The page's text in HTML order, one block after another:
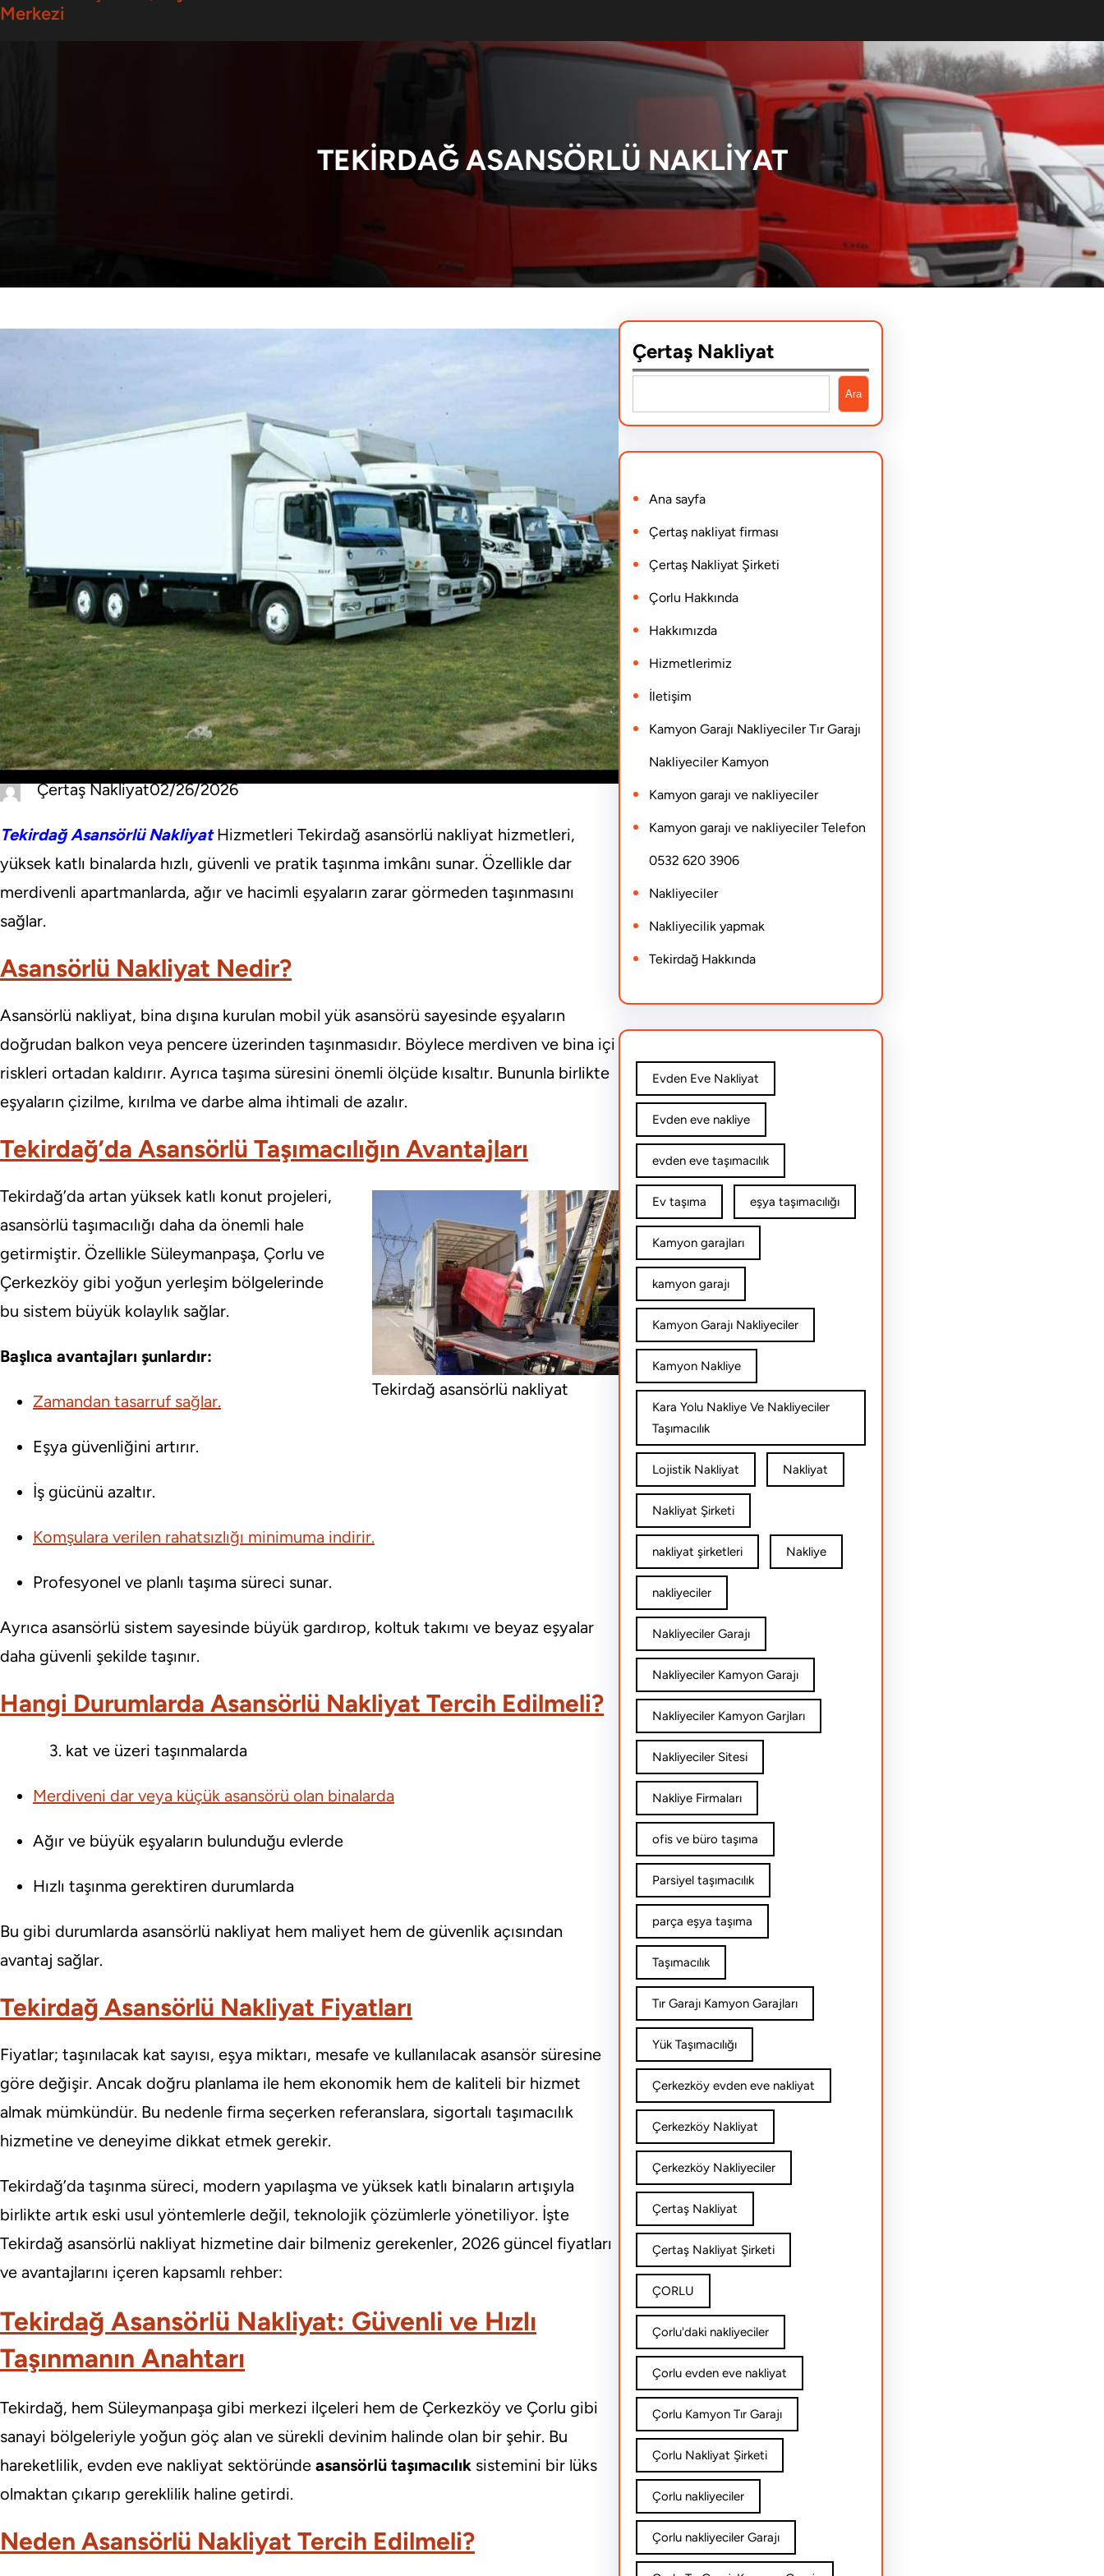
Merkezi
TEKIRDAĞ ASANSÖRLÜ NAKLIYAT
Çertaş Nakliyat02/26/2026
TekirdağAsansörlü NakliyatHizmetleri Tekirdağ asansörlü nakliyat hizmetleri,
yüksek katlı binalarda hızlı, güvenli ve pratik taşınma imkânı sunar. Özellikle dar
merdivenli apartmanlarda, ağır ve hacimli eşyaların zarar görmeden taşınmasını
sağlar.
Asansörlü Nakliyat Nedir?
Asansörlü nakliyat, bina dışına kurulan mobil yük asansörü sayesinde eşyaların
doğrudan balkon veya pencere üzerinden taşınmasıdır. Böylece merdiven ve bina içi
riskleri ortadan kaldırır. Ayrıca taşıma süresini önemli ölçüde kısaltır. Bununla birlikte
eşyaların çizilme, kırılma ve darbe alma ihtimali de azalır.
Tekirdağ’da Asansörlü Taşımacılığın Avantajları
Tekirdağ asansörlü nakliyat
Tekirdağ’da artan yüksek katlı konut projeleri,
asansörlü taşımacılığı daha da önemli hale
getirmiştir. Özellikle Süleymanpaşa, Çorlu ve
Çerkezköy gibi yoğun yerleşim bölgelerinde
bu sistem büyük kolaylık sağlar.
Başlıca avantajları şunlardır:
Zamandan tasarruf sağlar.
Eşya güvenliğini artırır.
İş gücünü azaltır.
Komşulara verilen rahatsızlığı minimuma indirir.
Profesyonel ve planlı taşıma süreci sunar.
Ayrıca asansörlü sistem sayesinde büyük gardırop, koltuk takımı ve beyaz eşyalar
daha güvenli şekilde taşınır.
Hangi Durumlarda Asansörlü Nakliyat Tercih Edilmeli?
kat ve üzeri taşınmalarda
Merdiveni dar veya küçük asansörü olan binalarda
Ağır ve büyük eşyaların bulunduğu evlerde
Hızlı taşınma gerektiren durumlarda
Bu gibi durumlarda asansörlü nakliyat hem maliyet hem de güvenlik açısından
avantaj sağlar.
Tekirdağ Asansörlü Nakliyat Fiyatları
Fiyatlar; taşınılacak kat sayısı, eşya miktarı, mesafe ve kullanılacak asansör süresine
göre değişir. Ancak doğru planlama ile hem ekonomik hem de kaliteli bir hizmet
almak mümkündür. Bu nedenle firma seçerken referanslara, sigortalı taşımacılık
hizmetine ve deneyime dikkat etmek gerekir.
Tekirdağ’da taşınma süreci, modern yapılaşma ve yüksek katlı binaların artışıyla
birlikte artık eski usul yöntemlerle değil, teknolojik çözümlerle yönetiliyor. İşte
Tekirdağ asansörlü nakliyat hizmetine dair bilmeniz gerekenler, 2026 güncel fiyatları
ve avantajlarını içeren kapsamlı rehber:
Tekirdağ Asansörlü Nakliyat: Güvenli ve Hızlı
Taşınmanın Anahtarı
Tekirdağ, hem Süleymanpaşa gibi merkezi ilçeleri hem de Çerkezköy ve Çorlu gibi
sanayi bölgeleriyle yoğun göç alan ve sürekli devinim halinde olan bir şehir. Bu
hareketlilik, evden eve nakliyat sektöründe asansörlü taşımacılık sistemini bir lüks
olmaktan çıkarıp gereklilik haline getirdi.
Neden Asansörlü Nakliyat Tercih Edilmeli?
Çertaş Nakliyat
e
a
c
h
Ara
Ana sayfa
Çertaş nakliyat firması
Çertaş Nakliyat Şirketi
Çorlu Hakkında
Hakkımızda
Hizmetlerimiz
İletişim
Kamyon Garajı Nakliyeciler Tır Garajı
Nakliyeciler Kamyon
Kamyon garajı ve nakliyeciler
Kamyon garajı ve nakliyeciler Telefon
0532 620 3906
Nakliyeciler
Nakliyecilik yapmak
Tekirdağ Hakkında
Evden Eve Nakliyat
Evden eve nakliye
evden eve taşımacılık
Ev taşıma eşya taşımacılığı
Kamyon garajları
kamyon garajı
Kamyon Garajı Nakliyeciler
Kamyon Nakliye
Kara Yolu Nakliye Ve Nakliyeciler
Taşımacılık
Lojistik Nakliyat Nakliyat
Nakliyat Şirketi
nakliyat şirketleri Nakliye
nakliyeciler
Nakliyeciler Garajı
Nakliyeciler Kamyon Garajı
Nakliyeciler Kamyon Garjları
Nakliyeciler Sitesi
Nakliye Firmaları
ofis ve büro taşıma
Parsiyel taşımacılık
parça eşya taşıma
Taşımacılık
Tır Garajı Kamyon Garajları
Yük Taşımacılığı
Çerkezköy evden eve nakliyat
Çerkezköy Nakliyat
Çerkezköy Nakliyeciler
Çertaş Nakliyat
Çertaş Nakliyat Şirketi
ÇORLU
Çorlu'daki nakliyeciler
Çorlu evden eve nakliyat
Çorlu Kamyon Tır Garajı
Çorlu Nakliyat Şirketi
Çorlu nakliyeciler
Çorlu nakliyeciler Garajı